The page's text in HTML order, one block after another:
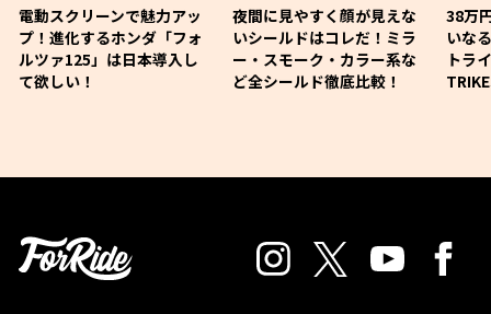
電動スクリーンで魅力アッ
プ！進化するホンダ「フォ
ルツァ125」は日本導入し
て欲しい！
夜間に見やすく顔が見えな
いシールドはコレだ！ミラ
ー・スモーク・カラー系な
ど全シールド徹底比較！
38万
いな
トラ